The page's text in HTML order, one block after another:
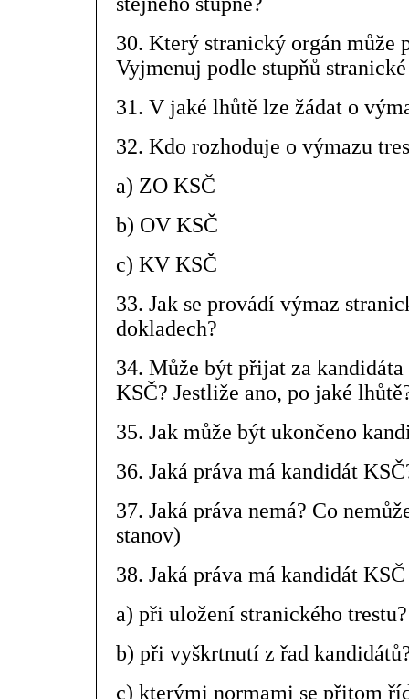
30. Který stranický orgán může
Vyjmenuj podle stupňů
31. V jaké lhůtě lze žádat o
32. Kdo rozhoduje o výmazu
a) ZO KSČ
b) OV KSČ
c) KV KSČ
33. Jak se provádí výmaz
dokladech?
34. Může být přijat za
KSČ? Jestliže ano, po jaké
35. Jak může být ukončeno
36. Jaká práva má kandidát
37. Jaká práva nemá? Co
stanov)
38. Jaká práva má kandidát KSČ
a) při uložení stranického trestu?
b) při vyškrtnutí z řad
c) kterými normami se přitom